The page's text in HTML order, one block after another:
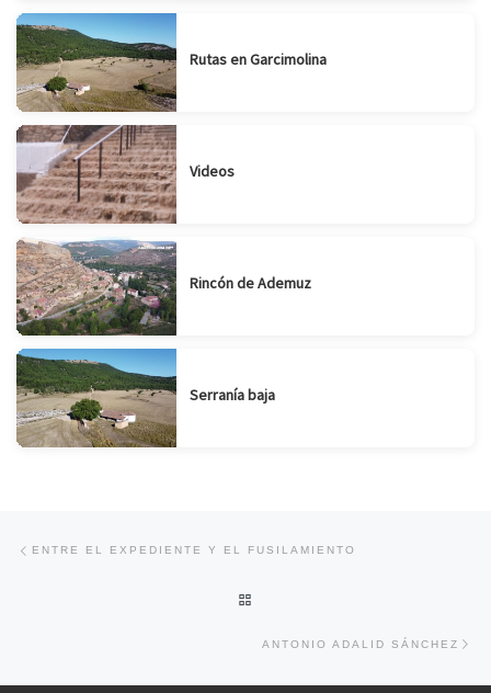
Rutas en Garcimolina
Videos
Rincón de Ademuz
Serranía baja
Navegación de entradas
ENTRE EL EXPEDIENTE Y EL FUSILAMIENTO
ANTONIO ADALID SÁNCHEZ